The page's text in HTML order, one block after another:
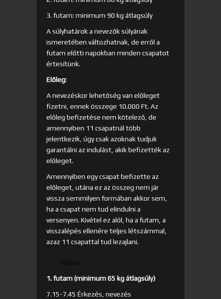
3. futam: minimum 90 kg átlagsúly
A súlyhatárok a nevezők súlyának
ismeretében változhatnak, de erről a
futam előtti napokban minden csapatot
értesítünk.
Előleg:
A nevezéskor lehetőség van előleget
fizetni, ennek összege 10.000 Ft. Az
előleg befizetése nem kötelező, de
amennyiben 11 csapatnál több
jelentkezik, úgy csak azoknak tudjuk
garantálni az indulást, akik befizették az
előleget.
Amennyiben egy csapat befizette az
előleget, utána ez az összeg nem jár
vissza semmilyen formában akkor sem,
ha a csapat nem tud elindulni a
versenyen. Kivétel ez alól, ha a futam, a
visszalépés ellenére teljes létszámmal,
azaz 11 csapattal tud lezajlani.
Időterv:
1. futam (minimum 65 kg átlagsúly)
7.15-7.45 Érkezés, nevezés